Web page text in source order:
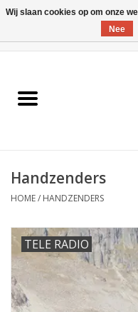
Ismartgate
Handzenders
HOME/ HANDZENDERS
TELE RADIO
Wij slaan cookies op om onze
Nee